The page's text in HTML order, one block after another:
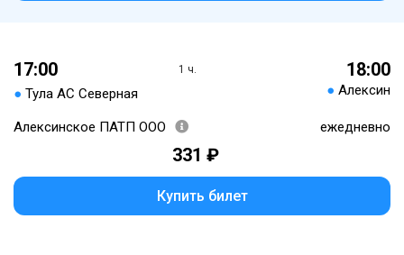
17:00
● Тула АС Северная
1 ч. 18:00
● Алексин
Алексинское ПАТП ООО ежедневно
331 ₽
Купить билет